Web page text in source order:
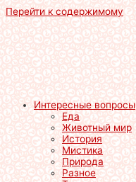
Перейти к содержимому
Интересные вопросы
Еда
Животный мир
История
Мистика
Природа
Разное